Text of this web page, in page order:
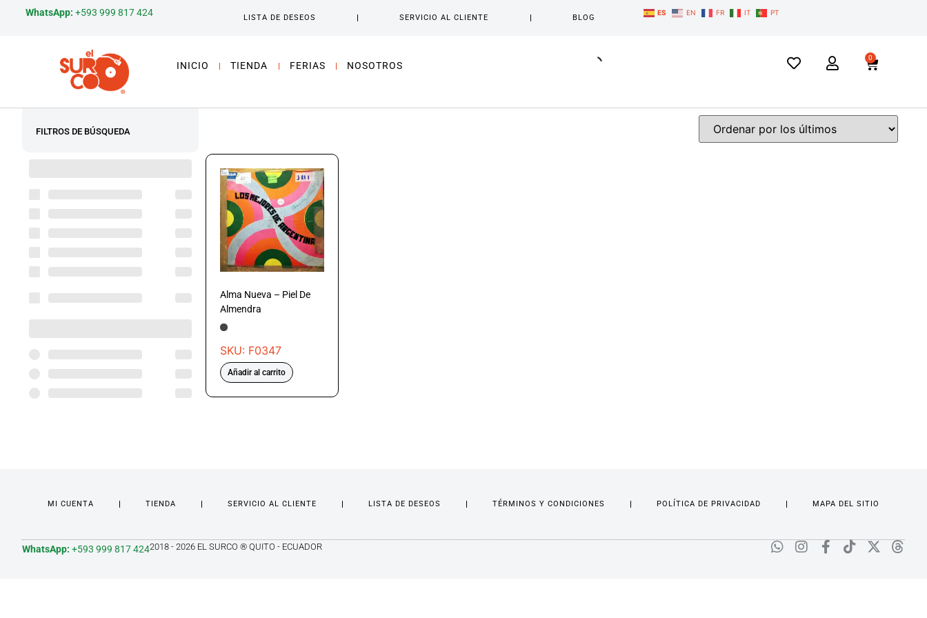
WhatsApp: +593 999 817 424 LISTA DE DESEOS SERVICIO AL CLIENTE BLOG
ES EN FR IT PT
INICIO TIENDA FERIAS NOSOTROS
0
FILTROS DE BÚSQUEDA
Alma Nueva – Piel De
Almendra
SKU: F0347
Añadir al carrito
MI CUENTA TIENDA SERVICIO AL CLIENTE LISTA DE DESEOS TÉRMINOS Y CONDICIONES POLÍTICA DE PRIVACIDAD MAPA DEL SITIO
WhatsApp: +593 999 817 4242018 - 2026 EL SURCO ® QUITO - ECUADOR